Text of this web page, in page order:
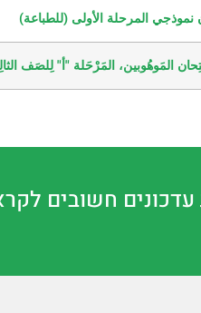
نموذجي المرحلة الأولى (للطباعة)
المَوهُوبين، المَرْحَلة "أ" لِلصَف
חשובים